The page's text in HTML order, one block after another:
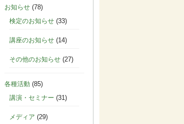
お知らせ (78)
検定のお知らせ (33)
講座のお知らせ (14)
その他のお知らせ (27)
各種活動 (85)
講演・セミナー (31)
メディア (29)